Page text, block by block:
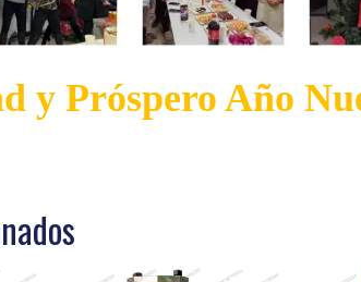
y Próspero Año